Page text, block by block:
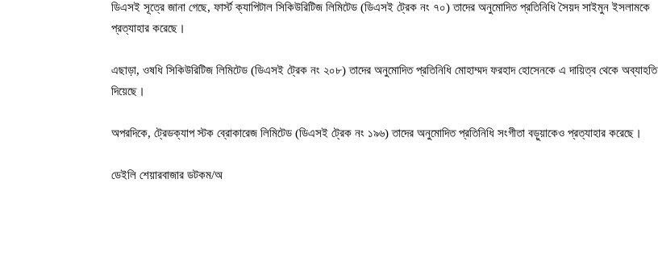
ডিএসই সূত্রে জানা গেছে, ফার্স্ট ক্যাপিটাল সিকিউরিটিজ লিমিটেড (ডিএসই ট্রেক নং ৭০) তাদের অনুমোদিত প্রতিনিধি সৈয়দ সাইমুন ইসলামকে
প্রত্যাহার করেছে।
এছাড়া, ওষধি সিকিউরিটিজ লিমিটেড (ডিএসই ট্রেক নং ২০৮) তাদের অনুমোদিত প্রতিনিধি মোহাম্মদ ফরহাদ হোসেনকে এ দায়িত্ব থেকে অব্যাহতি
দিয়েছে।
অপরদিকে, ট্রেডক্যাপ স্টক ব্রোকারেজ লিমিটেড (ডিএসই ট্রেক নং ১৯৬) তাদের অনুমোদিত প্রতিনিধি সংগীতা বড়ুয়াকেও প্রত্যাহার করেছে।
ডেইলি শেয়ারবাজার ডটকম/অ